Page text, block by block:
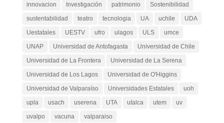
innovacion
Investigación patrimonio
Sostenibilidad
sustentabilidad
teatro tecnologia UA uchile
UDA
Uestatales
UESTV ufro ulagos ULS
umce
UNAP
Universidad de Antofagasta
Universidad de Chile
Universidad de La Frontera
Universidad de La Serena
Universidad de Los Lagos
Universidad de O'Higgins
Universidad de Valparaíso
Universidades Estatales
uoh
upla
usach userena UTA utalca utem
uv
uvalpo
vacuna valparaiso